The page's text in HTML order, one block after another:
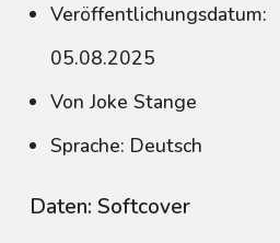
Veröffentlichungsdatum:
05.08.2025
Von Joke Stange
Sprache: Deutsch
Daten: Softcover